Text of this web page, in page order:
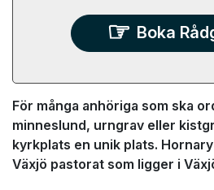
Boka
För många anhöriga som ska
minneslund, urngrav eller
kyrkplats en unik plats.
Växjö pastorat som ligger i